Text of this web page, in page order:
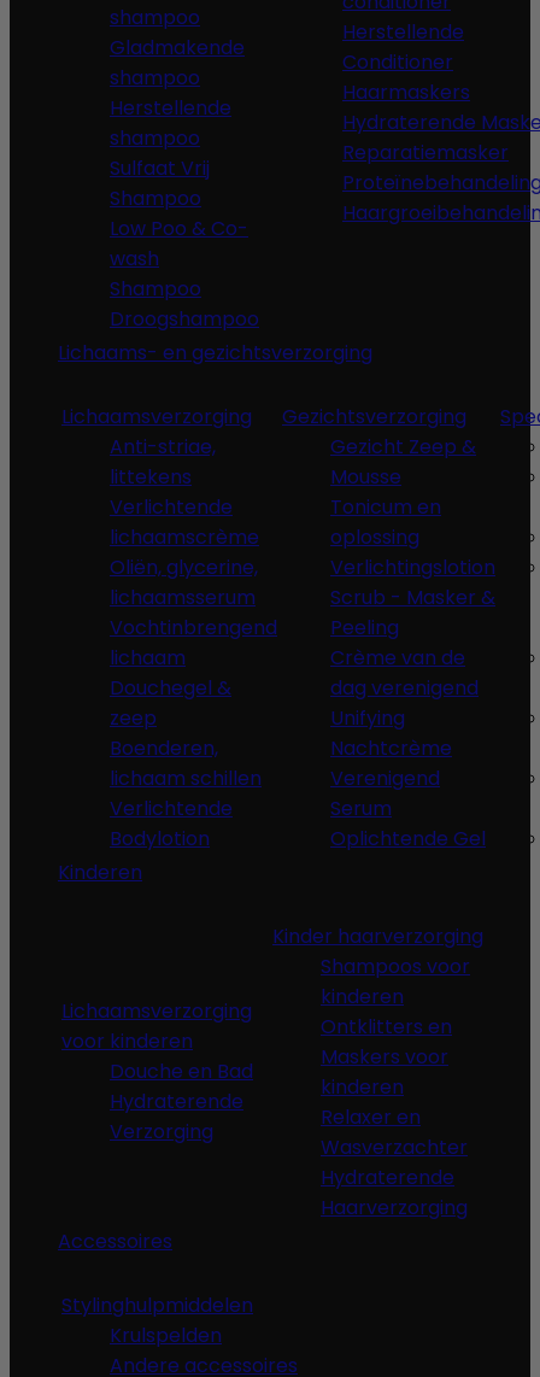
shampoo
Gladmakende
shampoo
Herstellende
shampoo
Sulfaat Vrij
Shampoo
Low Poo & Co-
wash
Shampoo
Droogshampoo
Herstellende
Conditioner
Haarmaskers
Hydraterende
Reparatiemasker
Lichaams- en gezichtsverzorging
Lichaamsverzorging
Anti-striae,
littekens
Verlichtende
lichaamscrème
Oliën, glycerine,
lichaamsserum
Vochtinbrengend
lichaam
Douchegel &
zeep
Boenderen,
lichaam schillen
Verlichtende
Bodylotion
Gezichtsverzorging
Gezicht Zeep &
Mousse
Tonicum en
oplossing
Verlichtingslotion
Scrub - Masker &
Peeling
Crème van de
dag verenigend
Unifying
Nachtcrème
Verenigend
Serum
Oplichtende Gel
Kinderen
Lichaamsverzorging
voor kinderen
Douche en Bad
Hydraterende
Verzorging
Kinder haarverzorging
Shampoos voor
kinderen
Ontklitters en
Maskers voor
kinderen
Relaxer en
Wasverzachter
Hydraterende
Haarverzorging
Accessoires
Stylinghulpmiddelen
Krulspelden
Andere accessoires